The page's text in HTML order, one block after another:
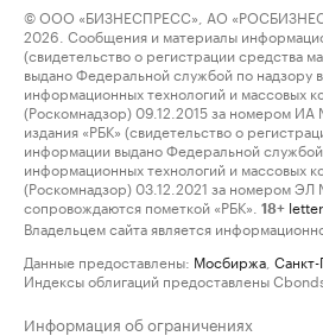
© ООО «БИЗНЕСПРЕСС», АО
2026. Сообщения и материалы
(свидетельство о регистрации средства
выдано Федеральной службой по надзору
информационных технологий и массовых
(Роскомнадзор) 09.12.2015 за номером
издания «РБК» (свидетельство о
информации выдано Федеральной
информационных технологий и массовых
(Роскомнадзор) 03.12.2021 за номером
сопровождаются пометкой «РБК».
18+
Владельцем сайта является
Данные предоставлены: Мосбиржа
Индексы облигаций предоставлены
Информация об ограничениях